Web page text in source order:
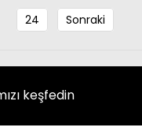
24 Sonraki
keşfedin